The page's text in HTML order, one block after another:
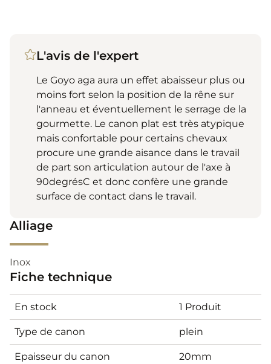
L'avis de l'expert
Le Goyo aga aura un effet abaisseur plus ou
moins fort selon la position de la rêne sur
l'anneau et éventuellement le serrage de la
gourmette. Le canon plat est très atypique
mais confortable pour certains chevaux
procure une grande aisance dans le travail
de part son articulation autour de l'axe à
90degrésC et donc confère une grande
surface de contact dans le travail.
Alliage
Inox
Fiche technique
En stock 1 Produit
Type de canon plein
Epaisseur du canon 20mm